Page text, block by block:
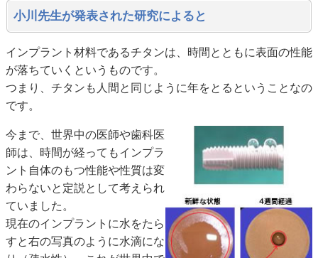
小川先生が発表された研究によると
インプラント材料であるチタンは、時間とともに表面の性能
が落ちていくというものです。
つまり、チタンも人間と同じように年をとるということなの
です。
今まで、世界中の医師や歯科医
師は、時間が経ってもインプラ
ント自体のもつ性能や性質は変
わらないと定説として考えられ
ていました。
現在のインプラントに水をたら
すと右の写真のように水滴にな